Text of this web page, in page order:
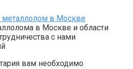
металлолом в Москве
в Москве и области
с нами
вам необходимо